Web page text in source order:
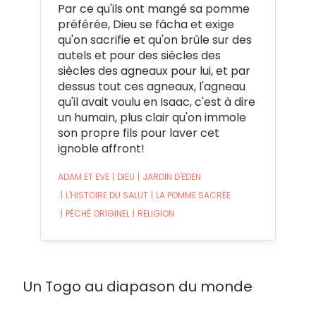
Par ce qu'ils ont mangé sa pomme
préférée, Dieu se fâcha et exige
qu'on sacrifie et qu'on brûle sur des
autels et pour des siècles des
siècles des agneaux pour lui, et par
dessus tout ces agneaux, l'agneau
qu'il avait voulu en Isaac, c'est à dire
un humain, plus clair qu'on immole
son propre fils pour laver cet
ignoble affront!
ADAM ET EVE | DIEU | JARDIN D'EDEN
| L'HISTOIRE DU SALUT | LA POMME SACRÉE
| PÉCHÉ ORIGINEL | RELIGION
Un Togo au diapason du monde